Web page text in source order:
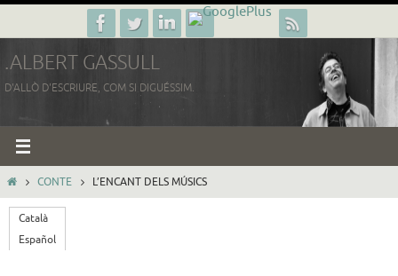
to
content
.ALBERT GASSULL
D'ALLÒ D'ESCRIURE, COM SI DIGUÉSSIM.
HOMECONTE L’ENCANT DELS MÚSICS
Català
Español